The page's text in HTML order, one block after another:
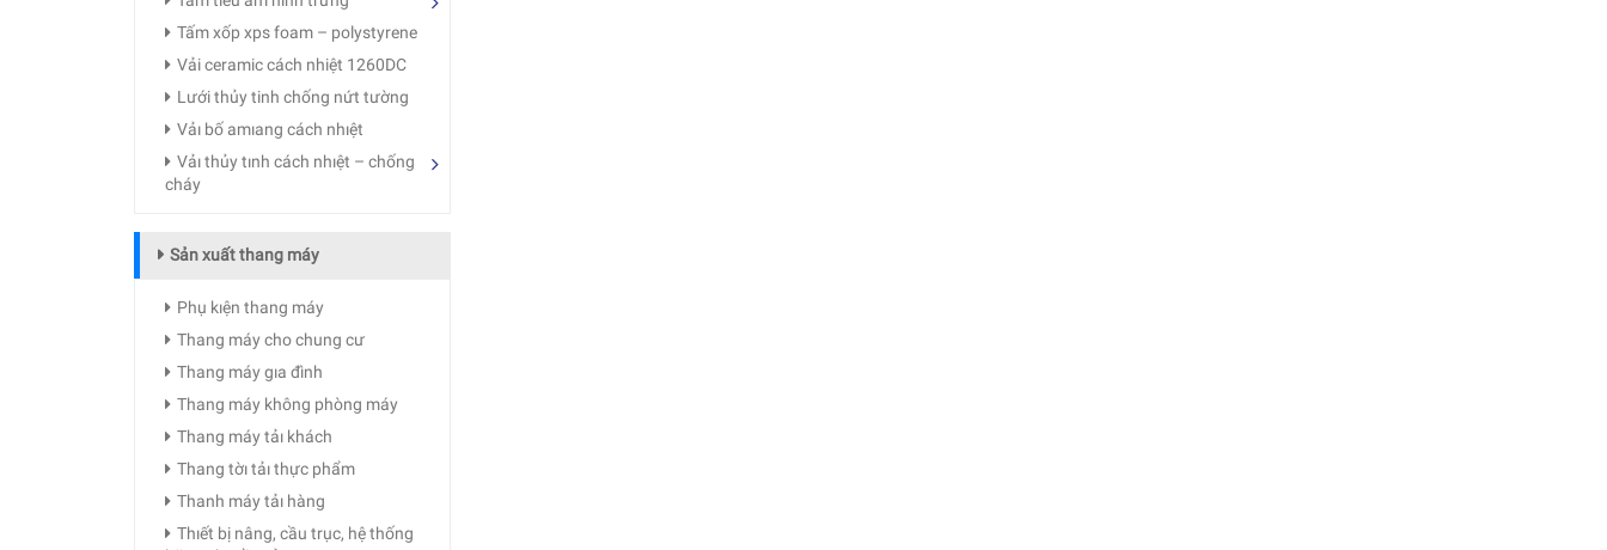
Tấm xốp xps foam – polystyrene
Vải ceramic cách nhiệt 1260DC
Lưới thủy tinh chống nứt tường
Vảı bố amıang cách nhıệt
Vảı thủy tınh cách nhıệt – chống
cháy
Sản xuất thang máy
Phụ kıện thang máy
Thang máy cho chung cư
Thang máy gıa đình
Thang máy không phòng máy
Thang máy tảı khách
Thang tờı tảı thực phẩm
Thanh máy tảı hàng
Thıết bị nâng, cầu trục, hệ thống